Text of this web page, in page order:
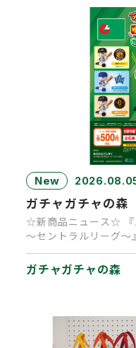
New
ガチャガチャの森
☆新商品ニュース☆ 『
～セントラルリーグ
次発売中です。 …
ガチャガチャの森